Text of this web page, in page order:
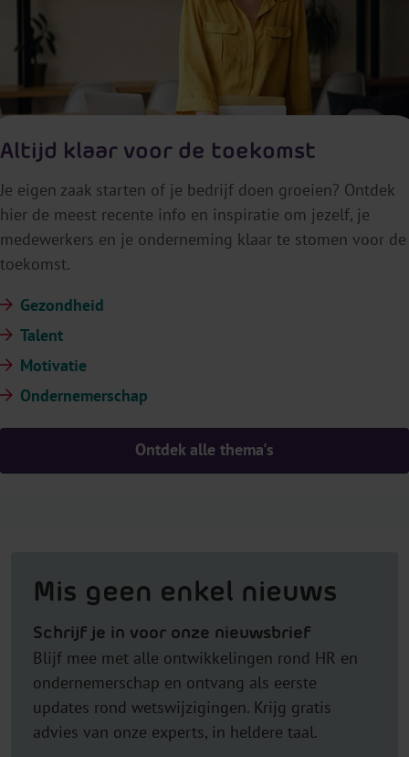
Altijd klaar voor de toekomst
Je eigen zaak starten of je bedrijf doen groeien? Ontdek
hier de meest recente info en inspiratie om jezelf, je
medewerkers en je onderneming klaar te stomen voor de
toekomst.
Gezondheid
Talent
Motivatie
Ondernemerschap
Ontdek alle thema's
Mis geen enkel nieuws
Schrijf je in voor onze nieuwsbrief
Blijf mee met alle ontwikkelingen rond HR en
ondernemerschap en ontvang als eerste
updates rond wetswijzigingen. Krijg gratis
advies van onze experts, in heldere taal.